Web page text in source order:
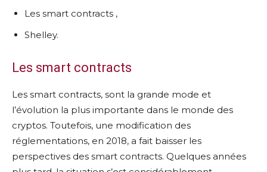
Les smart contracts ,
Shelley.
Les smart contracts
Les smart contracts, sont la grande mode et
l’évolution la plus importante dans le monde des
cryptos. Toutefois, une modification des
réglementations, en 2018, a fait baisser les
perspectives des smart contracts. Quelques années